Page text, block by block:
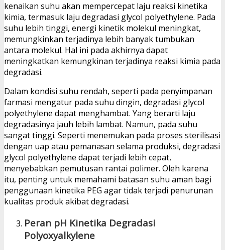
kenaikan suhu akan mempercepat laju reaksi kinetika
kimia, termasuk laju degradasi glycol polyethylene. Pada
suhu lebih tinggi, energi kinetik molekul meningkat,
memungkinkan terjadinya lebih banyak tumbukan
antara molekul. Hal ini pada akhirnya dapat
meningkatkan kemungkinan terjadinya reaksi kimia pada
degradasi.
Dalam kondisi suhu rendah, seperti pada penyimpanan
farmasi mengatur pada suhu dingin, degradasi glycol
polyethylene dapat menghambat. Yang berarti laju
degradasinya jauh lebih lambat. Namun, pada suhu
sangat tinggi. Seperti menemukan pada proses sterilisasi
dengan uap atau pemanasan selama produksi, degradasi
glycol polyethylene dapat terjadi lebih cepat,
menyebabkan pemutusan rantai polimer. Oleh karena
itu, penting untuk memahami batasan suhu aman bagi
penggunaan kinetika PEG agar tidak terjadi penurunan
kualitas produk akibat degradasi.
Peran pH Kinetika Degradasi
Polyoxyalkylene